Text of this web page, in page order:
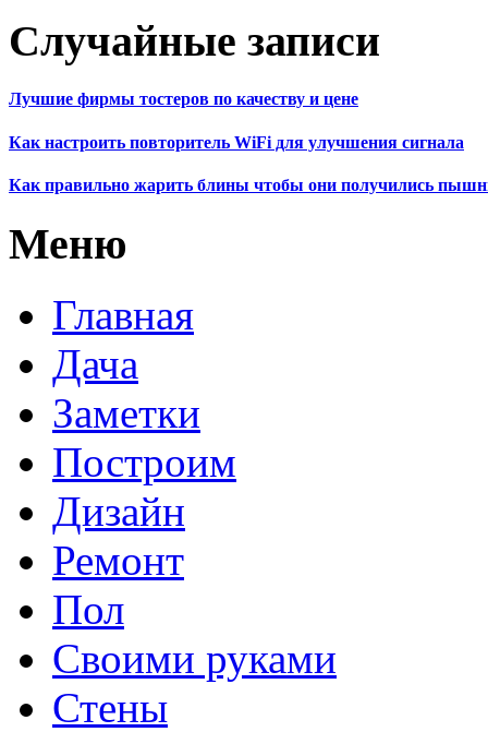
Случайные записи
Лучшие фирмы тостеров по качеству и цене
Как настроить повторитель WiFi для улучшения сигнала
Как правильно жарить блины чтобы они получились
Меню
Главная
Дача
Заметки
Построим
Дизайн
Ремонт
Пол
Своими руками
Стены